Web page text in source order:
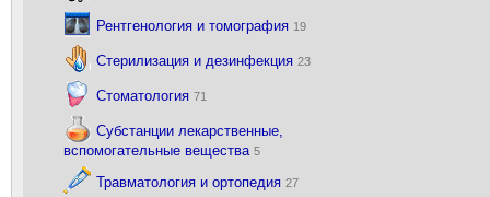
Рентгенология и томография 19
Стерилизация и дезинфекция 23
Стоматология 71
Субстанции лекарственные,
вспомогательные вещества 5
Травматология и ортопедия 27